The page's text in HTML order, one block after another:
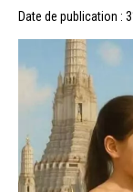
Date de publication :